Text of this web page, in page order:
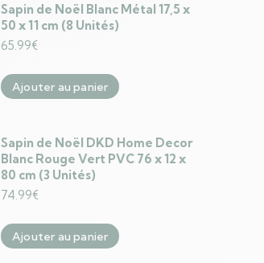
Sapin de Noël Blanc Métal 17,5 x
50 x 11 cm (8 Unités)
65.99€
Ajouter au panier
Sapin de Noël DKD Home Decor
Blanc Rouge Vert PVC 76 x 12 x
80 cm (3 Unités)
74.99€
Ajouter au panier